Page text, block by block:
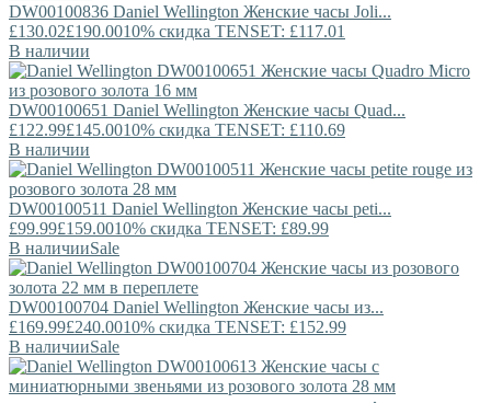
DW00100836 Daniel Wellington Женские часы Joli...
£130.02£190.0010% скидка TENSET: £117.01
В наличии
DW00100651 Daniel Wellington Женские часы Quad...
£122.99£145.0010% скидка TENSET: £110.69
В наличии
DW00100511 Daniel Wellington Женские часы peti...
£99.99£159.0010% скидка TENSET: £89.99
В наличииSale
DW00100704 Daniel Wellington Женские часы из...
£169.99£240.0010% скидка TENSET: £152.99
В наличииSale